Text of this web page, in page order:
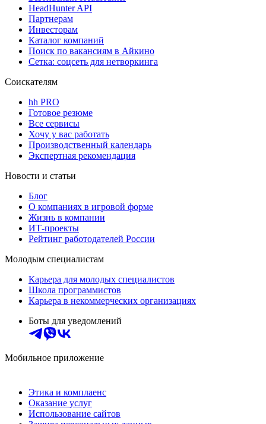
HeadHunter API
Партнерам
Инвесторам
Каталог компаний
Поиск по вакансиям в Айкино
Сетка: соцсеть для нетворкинга
Соискателям
hh PRO
Готовое резюме
Все сервисы
Хочу у вас работать
Производственный календарь
Экспертная рекомендация
Новости и статьи
Блог
О компаниях в игровой форме
Жизнь в компании
ИТ-проекты
Рейтинг работодателей России
Молодым специалистам
Карьера для молодых специалистов
Школа программистов
Карьера в некоммерческих организациях
Боты для уведомлений
Мобильное приложение
Этика и комплаенс
Оказание услуг
Использование сайтов